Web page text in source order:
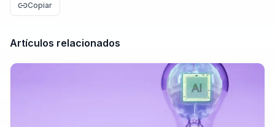
Copiar
Artículos relacionados